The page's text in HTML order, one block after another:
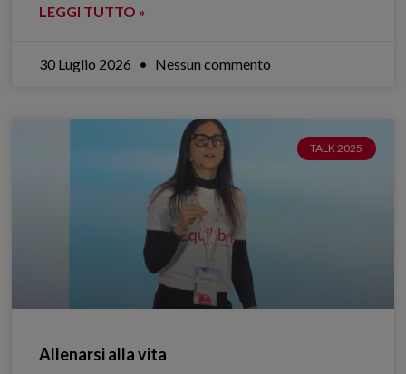
LEGGI TUTTO »
30 Luglio 2026 Nessun commento
TALK 2025
Allenarsi alla vita